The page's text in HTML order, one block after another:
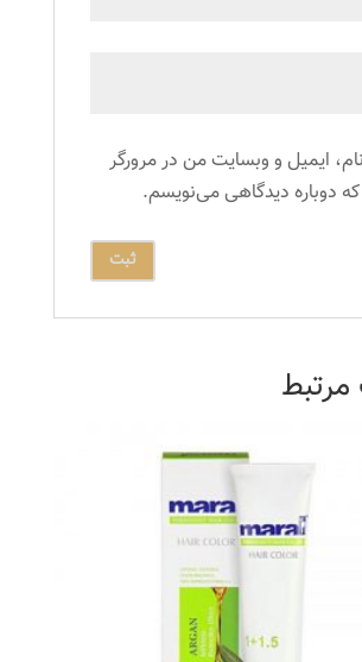
ایمیل و وبسایت من در مرورگر
که دوباره دیدگاهی می‌نویسم.